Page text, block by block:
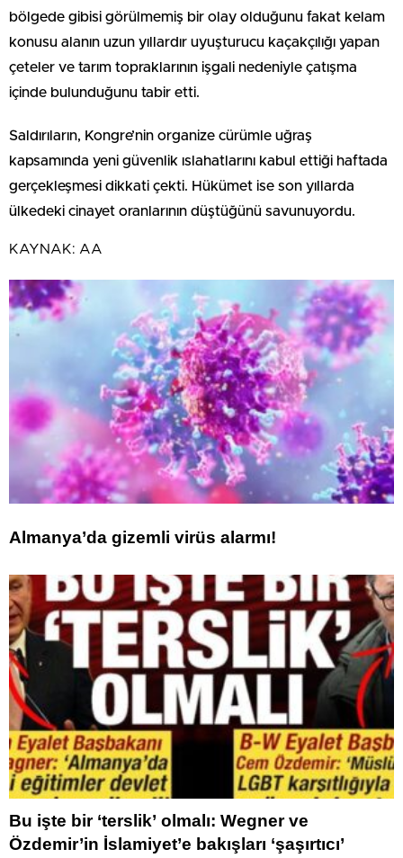
bölgede gibisi görülmemiş bir olay olduğunu fakat kelam
konusu alanın uzun yıllardır uyuşturucu kaçakçılığı yapan
çeteler ve tarım topraklarının işgali nedeniyle çatışma
içinde bulunduğunu tabir etti.
Saldırıların, Kongre’nin organize cürümle uğraş
kapsamında yeni güvenlik ıslahatlarını kabul ettiği haftada
gerçekleşmesi dikkati çekti. Hükümet ise son yıllarda
ülkedeki cinayet oranlarının düştüğünü savunuyordu.
KAYNAK: AA
Almanya’da gizemli virüs alarmı!
Bu işte bir ‘terslik’ olmalı: Wegner ve
Özdemir’in İslamiyet’e bakışları ‘şaşırtıcı’